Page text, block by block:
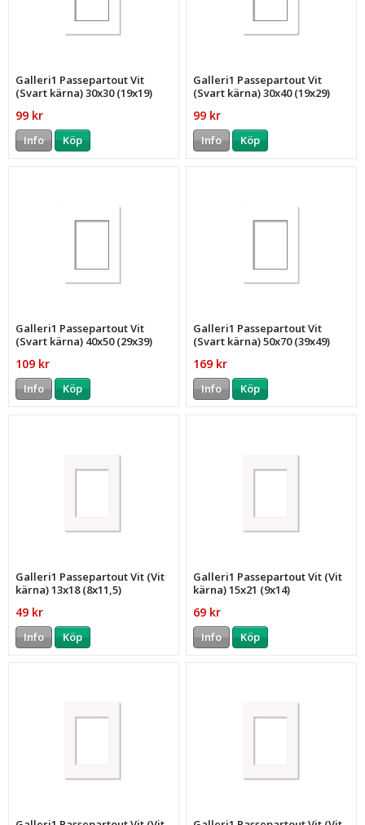
Galleri1 Passepartout Vit
(Svart kärna) 30x30 (19x19)
99 kr
Info Köp
Galleri1 Passepartout Vit
(Svart kärna) 30x40 (19x29)
99 kr
Info Köp
Galleri1 Passepartout Vit
(Svart kärna) 40x50 (29x39)
109 kr
Info Köp
Galleri1 Passepartout Vit
(Svart kärna) 50x70 (39x49)
169 kr
Info Köp
Galleri1 Passepartout Vit (Vit
kärna) 13x18 (8x11,5)
49 kr
Info Köp
Galleri1 Passepartout Vit (Vit
kärna) 15x21 (9x14)
69 kr
Info Köp